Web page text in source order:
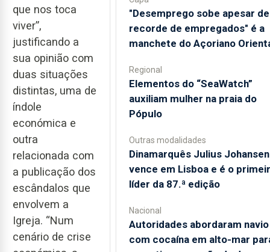
que nos toca
viver”,
justificando a
sua opinião com
duas situações
distintas, uma de
índole
económica e
outra
relacionada com
a publicação dos
escândalos que
envolvem a
Igreja. “Num
cenário de crise
"Desemprego sobe apesar de
recorde de empregados" é a
manchete do Açoriano
Regional
​Elementos do “SeaWatch”
auxiliam mulher na praia do
Pópulo
Outras modalidades
Dinamarquês Julius Johansen
vence em Lisboa e é o
líder da 87.ª edição
Nacional
Autoridades abordaram navio
com cocaína em alto-mar